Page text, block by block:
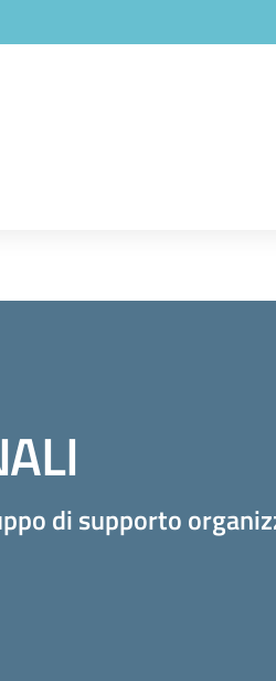
di supporto